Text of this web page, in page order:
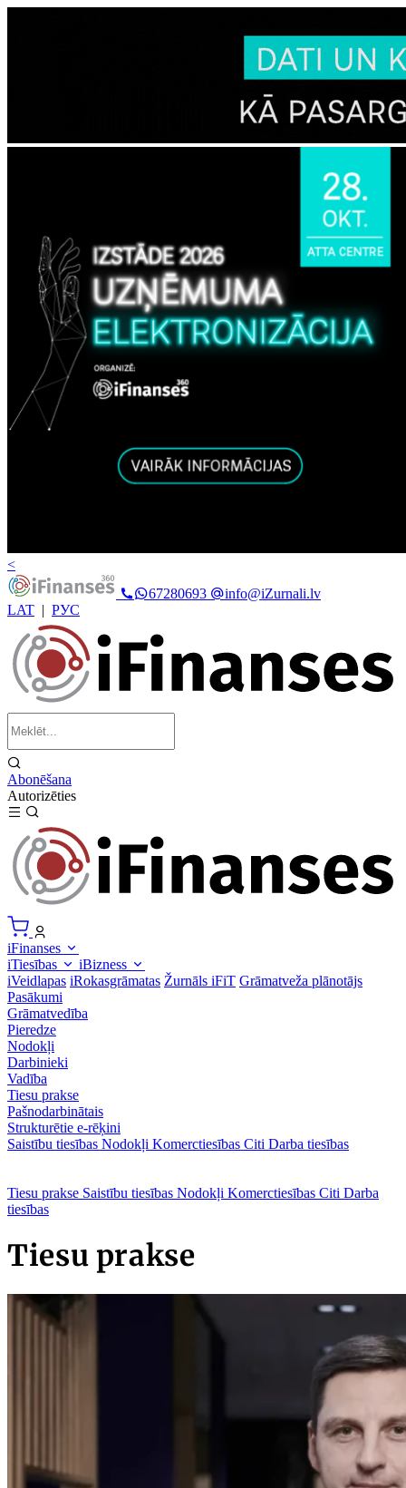
<
67280693
info@iZurnali.lv
LAT | РУС
Abonēšana
Autorizēties
iFinanses
iTiesības
iBizness
iVeidlapas iRokasgrāmatas Žurnāls iFiT Grāmatveža plānotājs
Pasākumi
Grāmatvedība
Pieredze
Nodokļi
Darbinieki
Vadība
Tiesu prakse
Pašnodarbinātais
Strukturētie e-rēķini
Saistību tiesības Nodokļi Komerctiesības Citi Darba tiesības
Tiesu prakse Saistību tiesības Nodokļi Komerctiesības Citi Darba
tiesības
Tiesu prakse